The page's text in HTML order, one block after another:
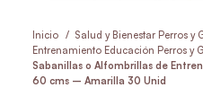
Inicio
Salud y Bienestar Perros y
Entrenamiento Educación Perros y
Sabanillas o Alfombrillas de
60 cms – Amarilla 30 Unid